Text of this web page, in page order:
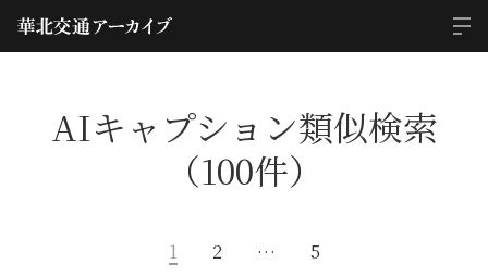
AIキャプション類似検索
（100件）
1 2 … 5